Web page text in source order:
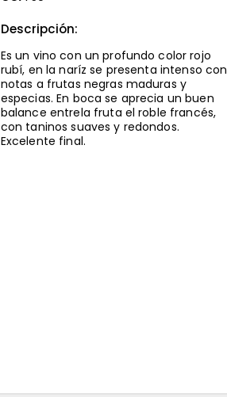
Descripción:
Es un vino con un profundo color rojo
rubí, en la naríz se presenta intenso con
notas a frutas negras maduras y
especias. En boca se aprecia un buen
balance entrela fruta el roble francés,
con taninos suaves y redondos.
Excelente final.